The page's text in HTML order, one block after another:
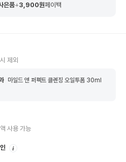
은품+3,900원페이백
제외
마일드 앤 퍼펙트 클렌징 오일투폼 30ml
사용 가능